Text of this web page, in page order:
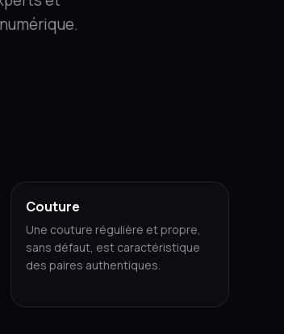
Couture
Une couture régulière et propre,
sans défaut, est caractéristique
des paires authentiques.